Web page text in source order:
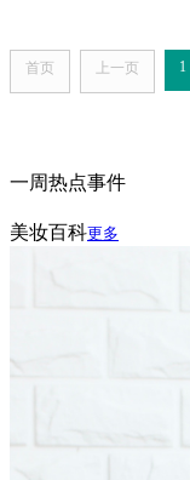
首页 上一页 1
一周热点事件
美妆百科更多